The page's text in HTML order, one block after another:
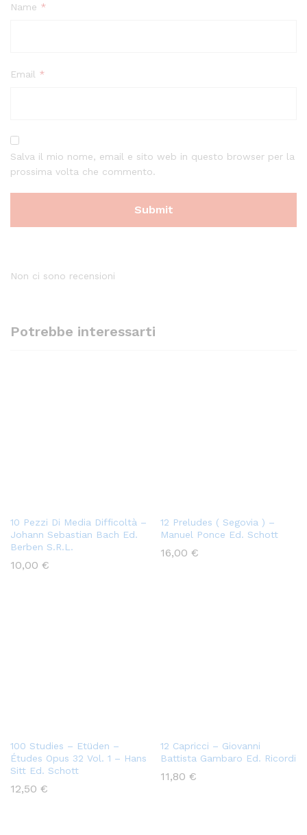
Name *
Email *
Salva il mio nome, email e sito web in questo browser per la
prossima volta che commento.
Non ci sono recensioni
Potrebbe interessarti
10 Pezzi Di Media Difficoltà –
Johann Sebastian Bach Ed.
Berben S.R.L.
10,00 €
12 Preludes ( Segovia ) –
Manuel Ponce Ed. Schott
16,00 €
100 Studies – Etüden –
Études Opus 32 Vol. 1 – Hans
Sitt Ed. Schott
12,50 €
12 Capricci – Giovanni
Battista Gambaro Ed. Ricordi
11,80 €